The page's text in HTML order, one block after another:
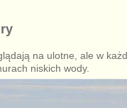
na ulotne, ale w
niskich wody.